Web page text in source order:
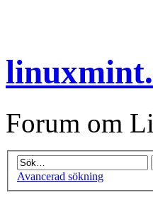
Forum om
Avancerad sökning